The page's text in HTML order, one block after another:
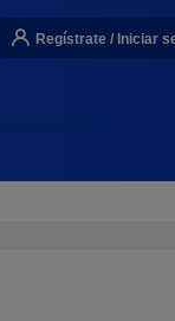
Regístrate / Iniciar
Hummel